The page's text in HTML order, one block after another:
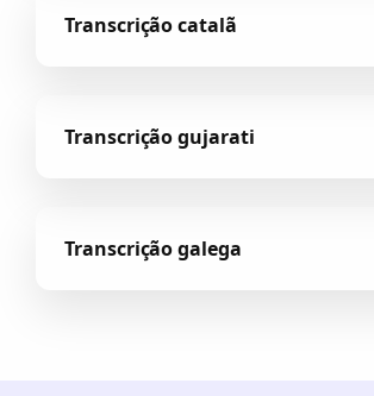
Transcrição catalã
Transcrição gujarati
Transcrição galega